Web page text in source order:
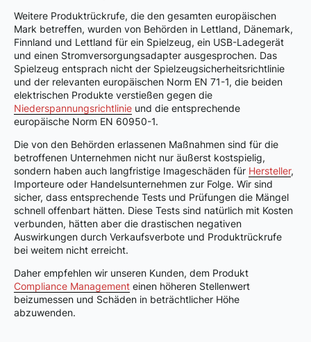
Weitere Produktrückrufe, die den gesamten europäischen
Mark betreffen, wurden von Behörden in Lettland, Dänemark,
Finnland und Lettland für ein Spielzeug, ein USB-Ladegerät
und einen Stromversorgungsadapter ausgesprochen. Das
Spielzeug entsprach nicht der Spielzeugsicherheitsrichtlinie
und der relevanten europäischen Norm EN 71-1, die beiden
elektrischen Produkte verstießen gegen die
Niederspannungsrichtlinie und die entsprechende
europäische Norm EN 60950-1.
Die von den Behörden erlassenen Maßnahmen sind für die
betroffenen Unternehmen nicht nur äußerst kostspielig,
sondern haben auch langfristige Imageschäden für Hersteller,
Importeure oder Handelsunternehmen zur Folge. Wir sind
sicher, dass entsprechende Tests und Prüfungen die Mängel
schnell offenbart hätten. Diese Tests sind natürlich mit Kosten
verbunden, hätten aber die drastischen negativen
Auswirkungen durch Verkaufsverbote und Produktrückrufe
bei weitem nicht erreicht.
Daher empfehlen wir unseren Kunden, dem Produkt
Compliance Management einen höheren Stellenwert
beizumessen und Schäden in beträchtlicher Höhe
abzuwenden.